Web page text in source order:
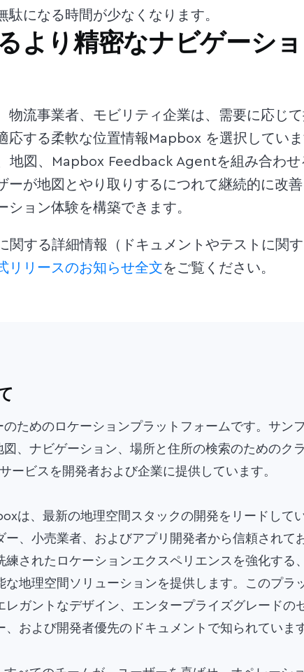
駄になる時間が少なくなります。
より精密なナビゲーシ
物流事業者、モビリティ企業は、需要に応じて
応する柔軟な位置情報Mapbox を選択してい
地図、Mapbox Feedback Agentを組み合わせ
ーが地図とやり取りするにつれて継続的に改
ション体験を構築できます。
関する詳細情報（ドキュメントやテストに関
リリースのお知らせ全文をご覧ください。
ためのロケーションプラットフォームです。サン
、ナビゲーション、場所と住所の検索のためのク
ービスを開発者および企業に提供しています。
は、最新の地理空間スタックの開発をリードして
ー、小売業者、およびアプリ開発者から信頼されて
練されたロケーションエクスペリエンスを強化する
な地理空間ソリューションを提供します。このプラ
ガントなデザイン、エンタープライズグレードの
および開発者優先のドキュメントで知られていま